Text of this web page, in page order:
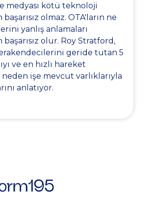
medyası kötü teknoloji
olmaz. OTA'ların ne
yanlış anlamaları
olur. Roy Stratford,
geride tutan 5
ve en hızlı hareket
işe mevcut varlıklarıyla
anlatıyor.